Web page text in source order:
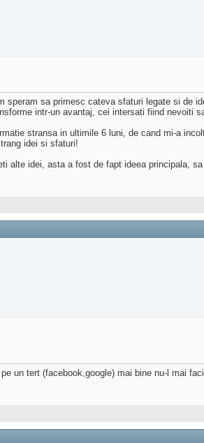
speram sa primesc cateva sfaturi legate si de
intr-un avantaj, cei intersati fiind nevoiti
stransa in ultimile 6 luni, de cand mi-a
idei si sfaturi!
alte idei, asta a fost de fapt ideea principala,
un tert (facebook,google) mai bine nu-l mai faci